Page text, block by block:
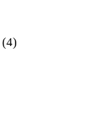
(4)